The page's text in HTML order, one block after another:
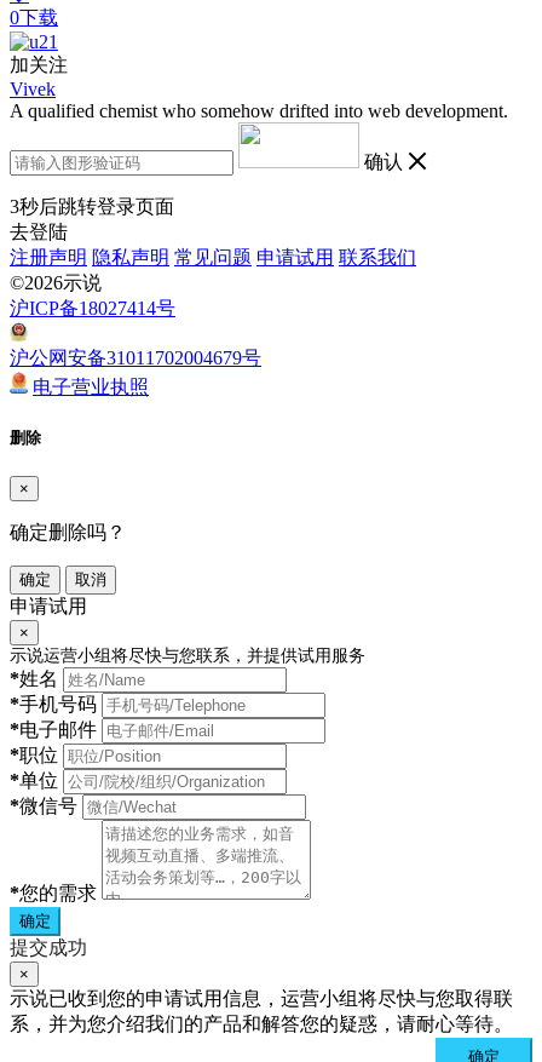
0下载
加关注
Vivek
A qualified chemist who somehow drifted into web development.
确认
3秒后跳转登录页面
去登陆
注册声明 隐私声明 常见问题 申请试用 联系我们
©2026示说
沪ICP备18027414号
沪公网安备31011702004679号
电子营业执照
删除
×
确定删除吗？
确定 取消
申请试用
×
示说运营小组将尽快与您联系，并提供试用服务
*姓名
*手机号码
*电子邮件
*职位
*单位
*微信号
*您的需求
确定
提交成功
×
示说已收到您的申请试用信息，运营小组将尽快与您取得联
系，并为您介绍我们的产品和解答您的疑惑，请耐心等待。
确定